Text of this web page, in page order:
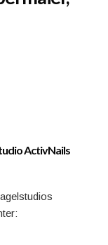
ActivNails